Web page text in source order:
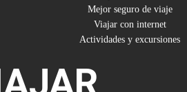
Mejor seguro de viaje
Viajar con internet
Actividades y excursiones